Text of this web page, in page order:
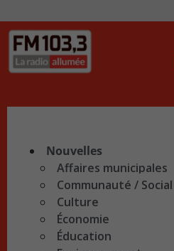
Nouvelles
Affaires municipales
Communauté / Social
Culture
Économie
Éducation